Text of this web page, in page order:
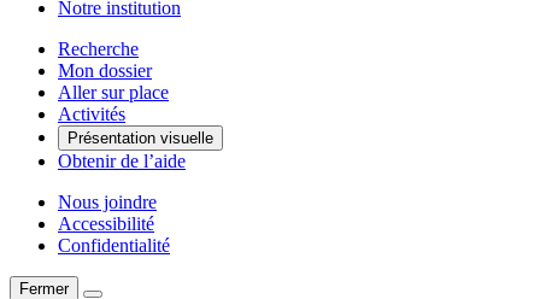
Notre institution
Recherche
Mon dossier
Aller sur place
Activités
Présentation visuelle
Obtenir de l’aide
Nous joindre
Accessibilité
Confidentialité
Fermer